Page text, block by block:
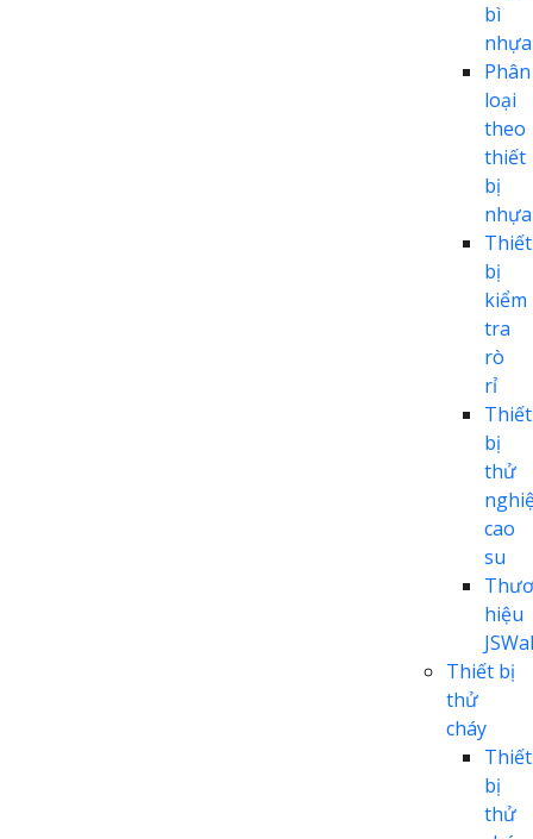
bì
nhựa
Phân
loại
theo
thiết
bị
nhựa
Thiết
bị
kiểm
tra
rò
rỉ
Thiết
bị
thử
cao
su
hiệu
Thiết bị
thử
cháy
Thiết
bị
thử